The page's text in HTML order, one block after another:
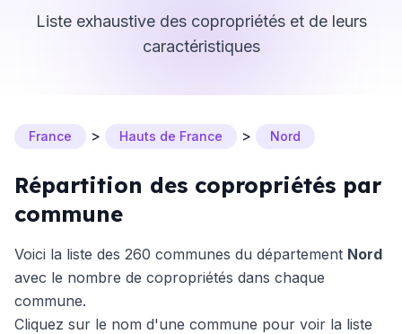
Liste exhaustive des copropriétés et de leurs
caractéristiques
France > Hauts de France > Nord
Répartition des copropriétés par
commune
Voici la liste des 260 communes du département Nord
avec le nombre de copropriétés dans chaque
commune.
Cliquez sur le nom d'une commune pour voir la liste